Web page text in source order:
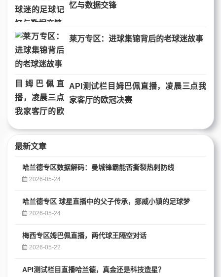
忆与数据交锋
莱万专区：进球集锦背后的老球迷故事
API测试栏目姆巴佩直播，凌晨三点我
家客厅的欧冠决赛
最新文章
哈兰德专区数据解码：曼城锋霸能否撕裂热刺防线
2026-05-24
哈兰德专区 球星直播中的父子传承，挪威小镇的足球梦
2026-05-24
梅西专区姆巴佩直播，两代球王隔空对话
2026-05-22
API测试栏目直播哈兰德，真金还是科技造星？